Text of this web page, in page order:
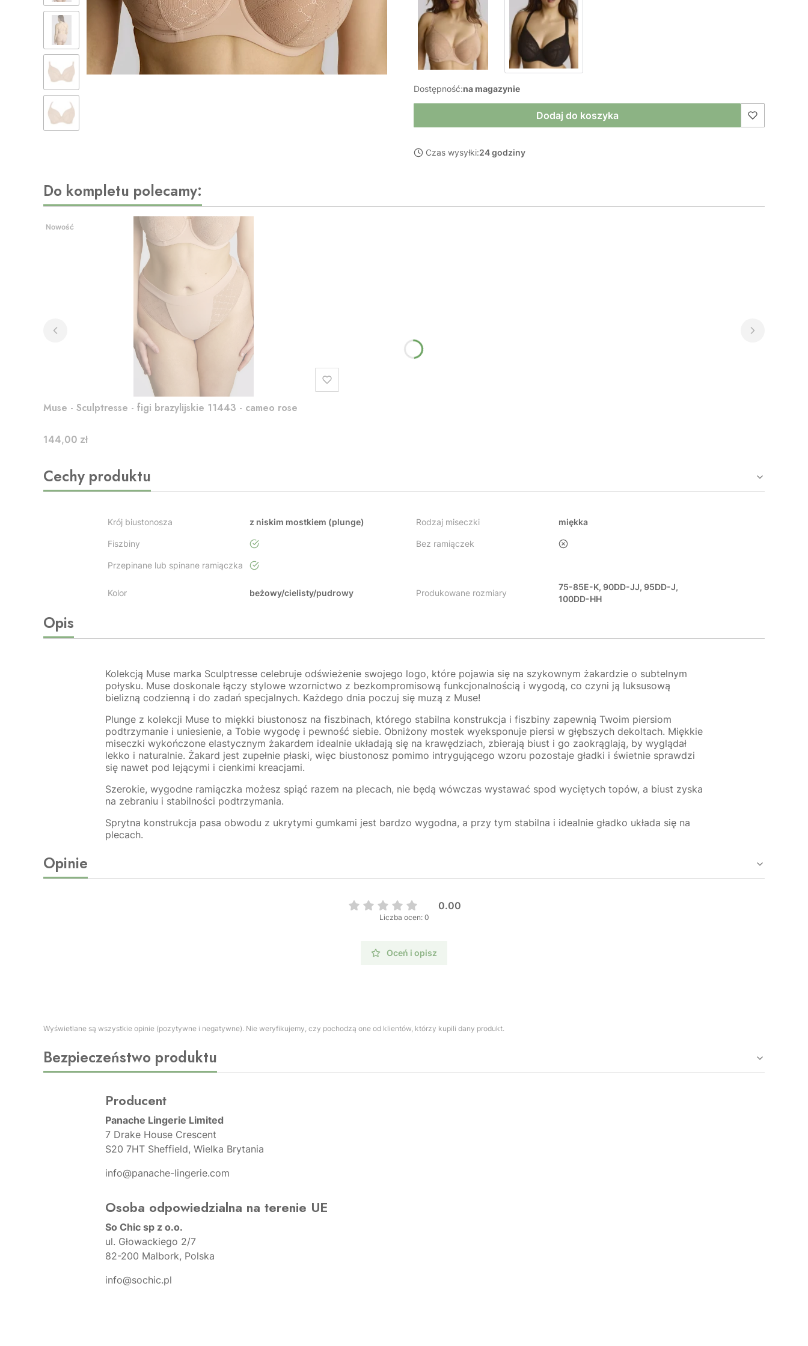
Dostępność:na magazynie
Dodaj do koszyka
Czas wysyłki:24 godziny
Do kompletu polecamy:
Nowość
Muse - Sculptresse - figi brazylijskie 11443 - cameo rose
Cena
144,00 zł
Cechy produktu
Krój biustonosza z niskim mostkiem (plunge) Rodzaj miseczki miękka
Fiszbiny tak Bez ramiączek nie
Przepinane lub spinane ramiączka tak
Kolor beżowy/cielisty/pudrowy Produkowane rozmiary
75-85E-K, 90DD-JJ, 95DD-J,
100DD-HH
Opis
Kolekcją Muse marka Sculptresse celebruje odświeżenie swojego logo, które pojawia się na szykownym żakardzie o subtelnym
połysku. Muse doskonale łączy stylowe wzornictwo z bezkompromisową funkcjonalnością i wygodą, co czyni ją luksusową
bielizną codzienną i do zadań specjalnych. Każdego dnia poczuj się muzą z Muse!
Plunge z kolekcji Muse to miękki biustonosz na fiszbinach, którego stabilna konstrukcja i fiszbiny zapewnią Twoim piersiom
podtrzymanie i uniesienie, a Tobie wygodę i pewność siebie. Obniżony mostek wyeksponuje piersi w głębszych dekoltach. Miękkie
miseczki wykończone elastycznym żakardem idealnie układają się na krawędziach, zbierają biust i go zaokrąglają, by wyglądał
lekko i naturalnie. Żakard jest zupełnie płaski, więc biustonosz pomimo intrygującego wzoru pozostaje gładki i świetnie sprawdzi
się nawet pod lejącymi i cienkimi kreacjami.
Szerokie, wygodne ramiączka możesz spiąć razem na plecach, nie będą wówczas wystawać spod wyciętych topów, a biust zyska
na zebraniu i stabilności podtrzymania.
Sprytna konstrukcja pasa obwodu z ukrytymi gumkami jest bardzo wygodna, a przy tym stabilna i idealnie gładko układa się na
plecach.
Opinie
0.00
Liczba ocen: 0
Oceń i opisz
Wyświetlane są wszystkie opinie (pozytywne i negatywne). Nie weryfikujemy, czy pochodzą one od klientów, którzy kupili dany produkt.
Bezpieczeństwo produktu
Producent
Panache Lingerie Limited
7 Drake House Crescent
S20 7HT Sheffield, Wielka Brytania
info@panache-lingerie.com
Osoba odpowiedzialna na terenie UE
So Chic sp z o.o.
ul. Głowackiego 2/7
82-200 Malbork, Polska
info@sochic.pl